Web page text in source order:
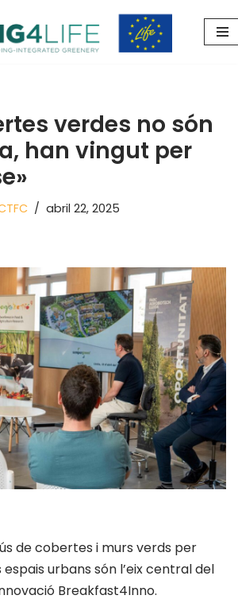
verdes no són
han vingut per
abril 22, 2025
de cobertes i murs verds per
urbans són l’eix central del
Breakfast4Inno.